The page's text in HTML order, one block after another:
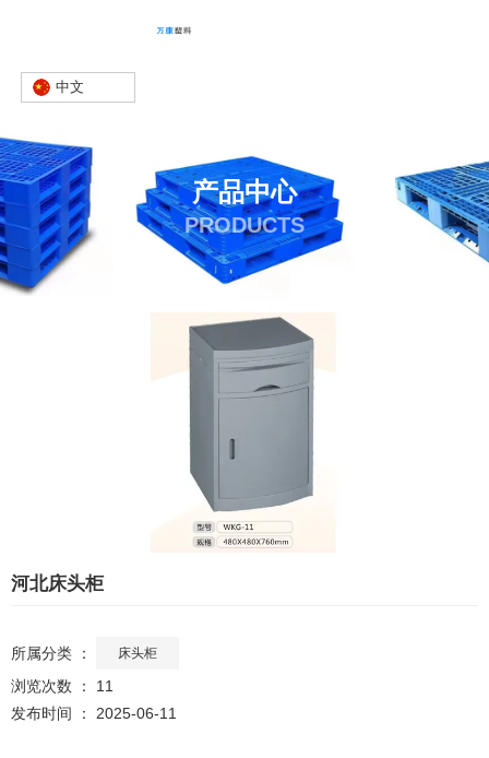
中文
产品中心
PRODUCTS
首页 - 产品
河北床头柜
所属分类 ： 床头柜
浏览次数 ： 11
发布时间 ： 2025-06-11